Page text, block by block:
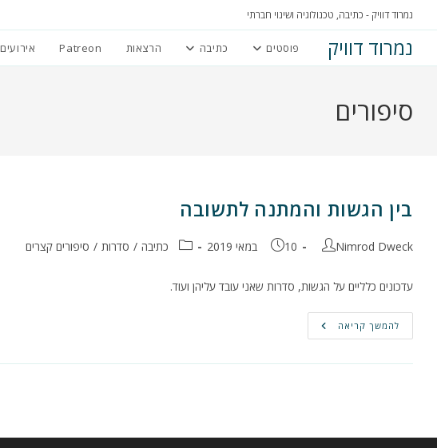
to
content
נמרוד דוויק - כתיבה, טכנולוגיה ושינוי חברתי
נמרוד דוויק פוסטים כתיבה הרצאות Patreon אירועים
סיפורים
בין הגשות והמתנה לתשובה
מחבר:
Nimrod Dweck פורסם:
10 במאי 2019 קטגוריה:כתיבה / סדרות / סיפורים קצרים
עדכונים כלליים על הגשות, סדרות שאני עובד עליהן ועוד.
להמשך קריאה
הגשות